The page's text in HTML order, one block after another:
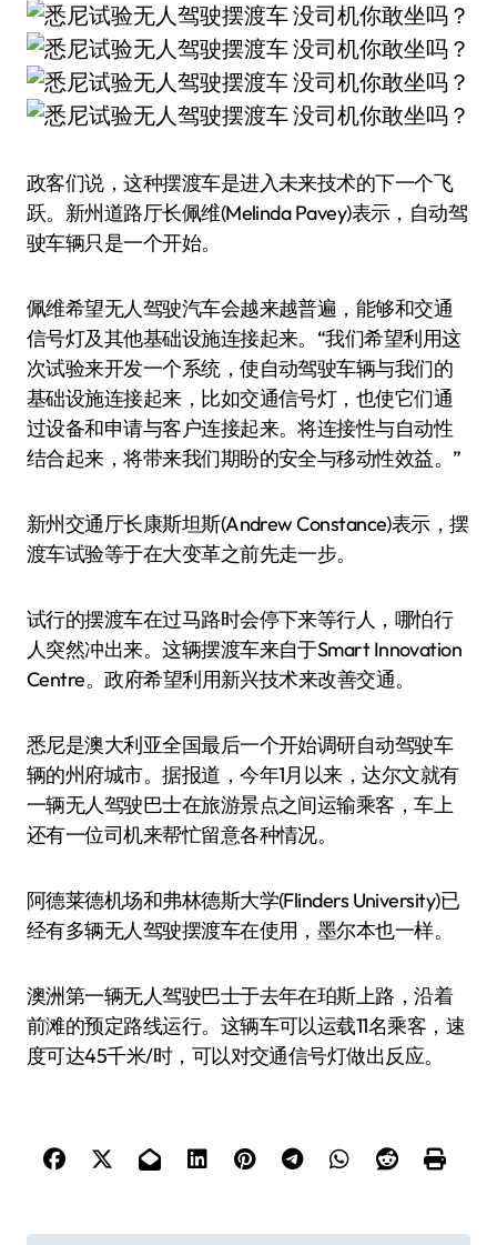
政客们说，这种摆渡车是进入未来技术的下一个飞
跃。新州道路厅长佩维(Melinda Pavey)表示，自动驾
驶车辆只是一个开始。
佩维希望无人驾驶汽车会越来越普遍，能够和交通
信号灯及其他基础设施连接起来。“我们希望利用这
次试验来开发一个系统，使自动驾驶车辆与我们的
基础设施连接起来，比如交通信号灯，也使它们通
过设备和申请与客户连接起来。将连接性与自动性
结合起来，将带来我们期盼的安全与移动性效益。”
新州交通厅长康斯坦斯(Andrew Constance)表示，摆
渡车试验等于在大变革之前先走一步。
试行的摆渡车在过马路时会停下来等行人，哪怕行
人突然冲出来。这辆摆渡车来自于Smart Innovation
Centre。政府希望利用新兴技术来改善交通。
悉尼是澳大利亚全国最后一个开始调研自动驾驶车
辆的州府城市。据报道，今年1月以来，达尔文就有
一辆无人驾驶巴士在旅游景点之间运输乘客，车上
还有一位司机来帮忙留意各种情况。
阿德莱德机场和弗林德斯大学(Flinders University)已
经有多辆无人驾驶摆渡车在使用，墨尔本也一样。
澳洲第一辆无人驾驶巴士于去年在珀斯上路，沿着
前滩的预定路线运行。这辆车可以运载11名乘客，速
度可达45千米/时，可以对交通信号灯做出反应。